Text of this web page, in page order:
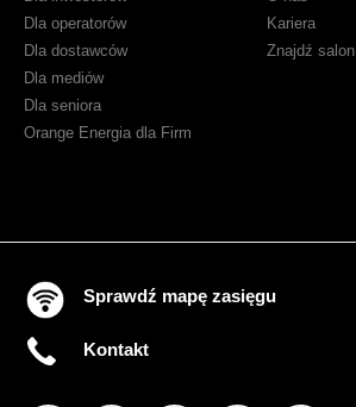
Dla operatorów
Dla dostawców
Dla mediów
Dla seniora
Orange Energia dla Firm
Kariera
Znajdź salon
Sprawdź mapę zasięgu
Kontakt